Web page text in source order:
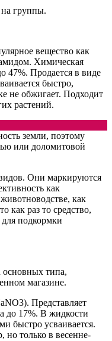
на группы.
вещество как
Химическая
47%. Продается в виде
быстро,
не обжигает. Подходит
растений.
земли, поэтому
или доломитовой
Они маркируются
как
как
как раз то средство,
для подкормки
типа,
магазине.
Представляет
до 17%. В жидкости
быстро усваивается.
только в весенне-